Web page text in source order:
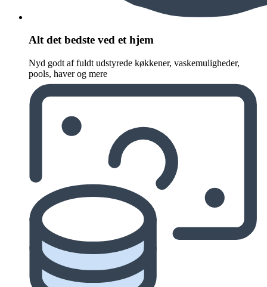
Alt det bedste ved et hjem
Nyd godt af fuldt udstyrede køkkener, vaskemuligheder,
pools, haver og mere